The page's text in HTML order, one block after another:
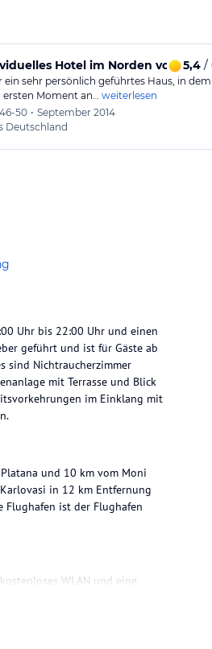
Hotel im Norden von 5,4/
ein sehr persönlich geführtes Haus, in dem
Moment an… weiterlesen
46-50 • September 2014
Deutschland
Uhr bis 22:00 Uhr und einen
geführt und ist für Gäste ab
sind Nichtraucherzimmer
mit Terrasse und Blick
im Einklang mit
und 10 km vom Moni
in 12 km Entfernung
Flughafen ist der Flughafen
WLAN und eine
Behörden gewaschen. Die